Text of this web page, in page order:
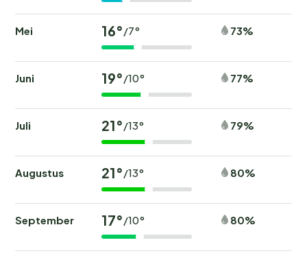
Mei 16°/7° 73%
Juni 19°/10° 77%
Juli 21°/13° 79%
Augustus 21°/13° 80%
September 17°/10° 80%